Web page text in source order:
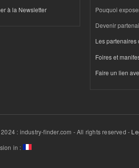
à la Newsletter
Pouquoi
Devenir
Les partenaires
Foires et
Faire un lien
: industry-finder.com - All rights reserved -
in :